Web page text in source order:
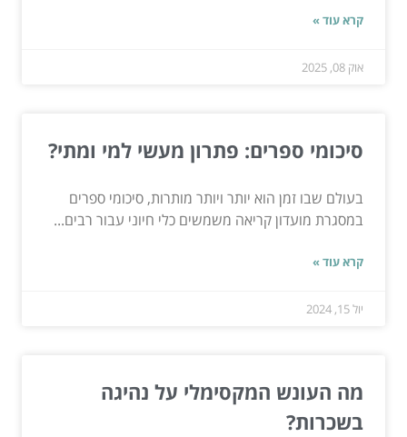
קרא עוד »
אוק 08, 2025
סיכומי ספרים: פתרון מעשי למי ומתי?
בעולם שבו זמן הוא יותר ויותר מותרות, סיכומי ספרים
במסגרת מועדון קריאה משמשים כלי חיוני עבור רבים...
קרא עוד »
יול 15, 2024
מה העונש המקסימלי על נהיגה
בשכרות?